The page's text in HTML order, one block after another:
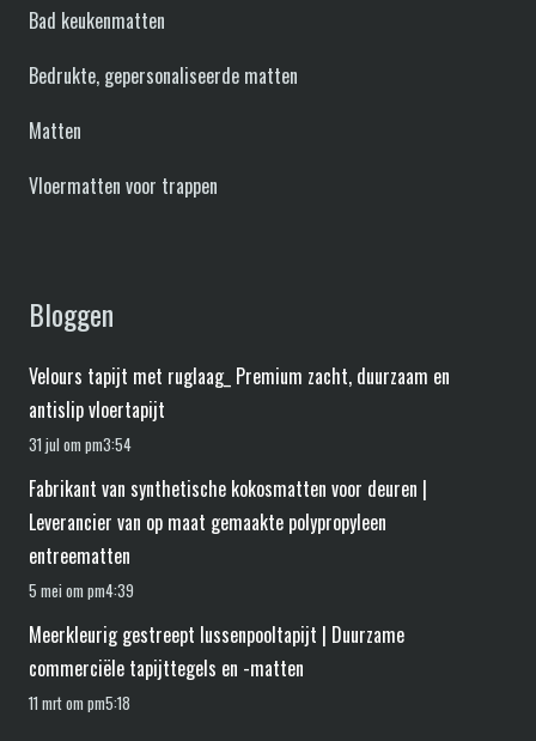
Bad keukenmatten
Bedrukte, gepersonaliseerde matten
Matten
Vloermatten voor trappen
Bloggen
Velours tapijt met ruglaag_ Premium zacht, duurzaam en
antislip vloertapijt
31 jul om pm3:54
Fabrikant van synthetische kokosmatten voor deuren |
Leverancier van op maat gemaakte polypropyleen
entreematten
5 mei om pm4:39
Meerkleurig gestreept lussenpooltapijt | Duurzame
commerciële tapijttegels en -matten
11 mrt om pm5:18